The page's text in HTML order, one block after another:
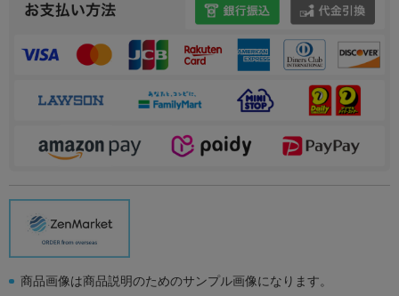
商品画像は商品説明のためのサンプル画像になります。